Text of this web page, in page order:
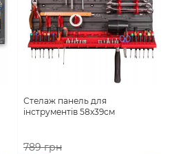
Стелаж панель для
інструментів 58х39см
789грн